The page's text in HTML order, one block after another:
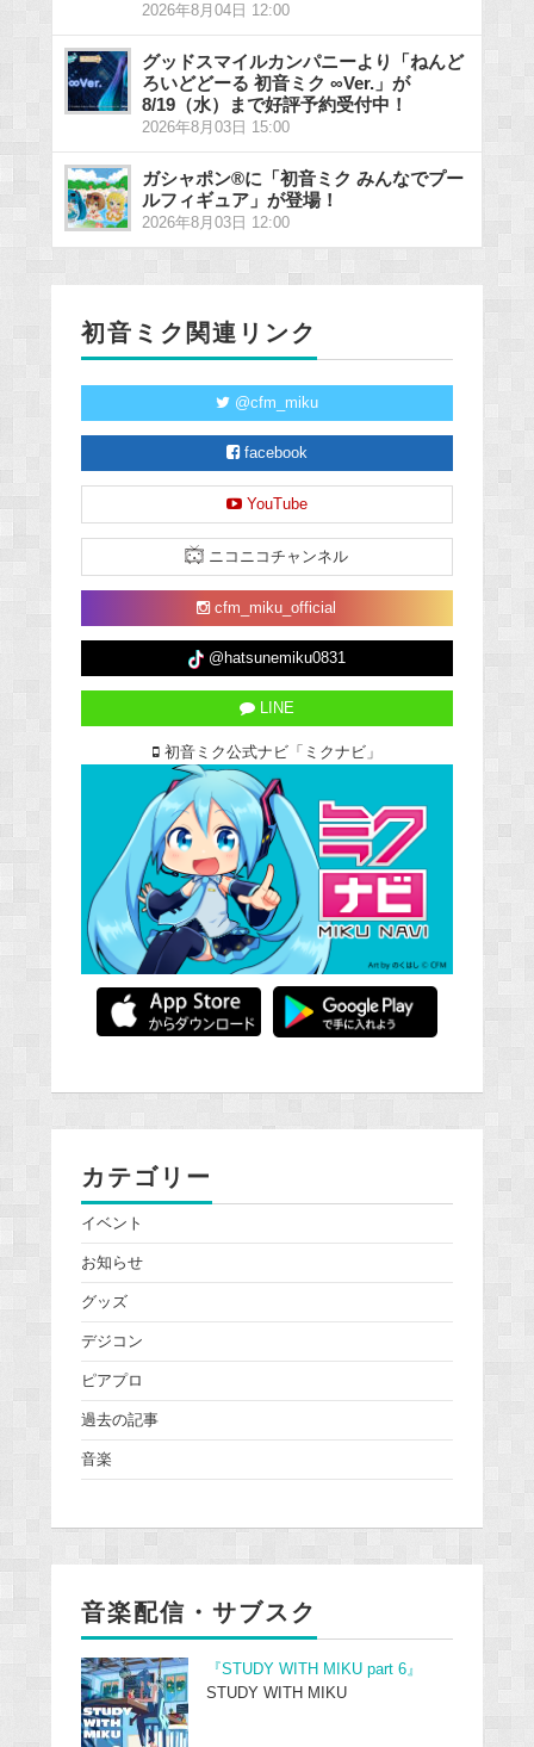
2026年8月04日 12:00
グッドスマイルカンパニーより「ねんど
ろいどどーる 初音ミク ∞Ver.」が
8/19（水）まで好評予約受付中！
2026年8月03日 15:00
ガシャポン®に「初音ミク みんなでプー
ルフィギュア」が登場！
2026年8月03日 12:00
初音ミク関連リンク
@cfm_miku
facebook
YouTube
ニコニコチャンネル
cfm_miku_official
@hatsunemiku0831
LINE
初音ミク公式ナビ「ミクナビ」
カテゴリー
イベント
お知らせ
グッズ
デジコン
ピアプロ
過去の記事
音楽
音楽配信・サブスク
『STUDY WITH MIKU part 6』
STUDY WITH MIKU